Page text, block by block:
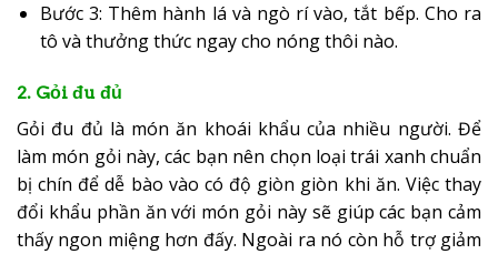
Bước 3: Thêm hành lá và ngò rí vào, tắt bếp. Cho ra
tô và thưởng thức ngay cho nóng thôi nào.
2. Gỏi đu đủ
Gỏi đu đủ là món ăn khoái khẩu của nhiều người. Để
làm món gỏi này, các bạn nên chọn loại trái xanh chuẩn
bị chín để dễ bào vào có độ giòn giòn khi ăn. Việc thay
đổi khẩu phần ăn với món gỏi này sẽ giúp các bạn cảm
thấy ngon miệng hơn đấy. Ngoài ra nó còn hỗ trợ giảm